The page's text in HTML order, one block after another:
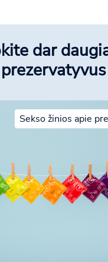
dar
prezervatyvus
Sekso žinios apie